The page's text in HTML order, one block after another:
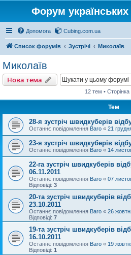
Форум
Допомога Cubing.com.ua
Список форумів Зустрічі Миколаїв
Миколаїв
Нова тема
12 тем • Сторінка
Тем
28-я зустріч швидкуберів
Останнє повідомлення Baro « 21
23-я зустріч швидкуберів
Останнє повідомлення Baro « 14
22-га зустріч швидкуберів
06.11.2011
Останнє повідомлення Baro « 07
Відповіді: 3
20-та зустріч швидкуберів
23.10.2011
Останнє повідомлення Baro « 26
Відповіді: 7
19-та зустріч швидкуберів
16.10.2011
Останнє повідомлення Baro « 19
Відповіді: 1